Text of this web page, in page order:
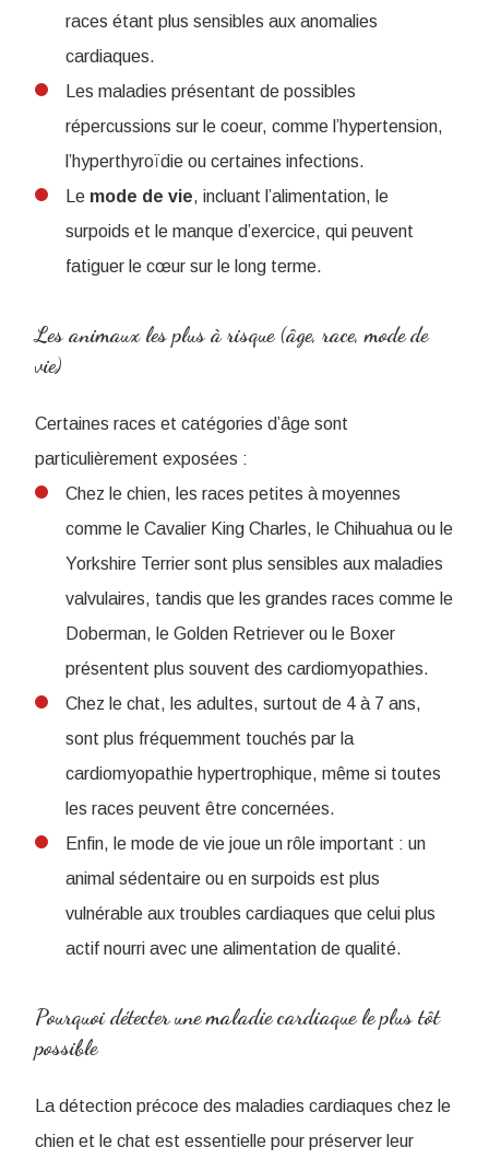
races étant plus sensibles aux anomalies
cardiaques.
Les maladies présentant de possibles
répercussions sur le coeur, comme l’hypertension,
l’hyperthyroïdie ou certaines infections.
Le mode de vie, incluant l’alimentation, le
surpoids et le manque d’exercice, qui peuvent
fatiguer le cœur sur le long terme.
Les animaux les plus à risque (âge, race, mode de
vie)
Certaines races et catégories d’âge sont
particulièrement exposées :
Chez le chien, les races petites à moyennes
comme le Cavalier King Charles, le Chihuahua ou le
Yorkshire Terrier sont plus sensibles aux maladies
valvulaires, tandis que les grandes races comme le
Doberman, le Golden Retriever ou le Boxer
présentent plus souvent des cardiomyopathies.
Chez le chat, les adultes, surtout de 4 à 7 ans,
sont plus fréquemment touchés par la
cardiomyopathie hypertrophique, même si toutes
les races peuvent être concernées.
Enfin, le mode de vie joue un rôle important : un
animal sédentaire ou en surpoids est plus
vulnérable aux troubles cardiaques que celui plus
actif nourri avec une alimentation de qualité.
Pourquoi détecter une maladie cardiaque le plus tôt
possible
La détection précoce des maladies cardiaques chez le
chien et le chat est essentielle pour préserver leur